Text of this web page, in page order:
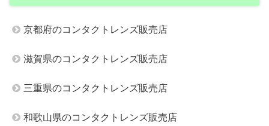
京都府のコンタクトレンズ販売店
滋賀県のコンタクトレンズ販売店
三重県のコンタクトレンズ販売店
和歌山県のコンタクトレンズ販売店